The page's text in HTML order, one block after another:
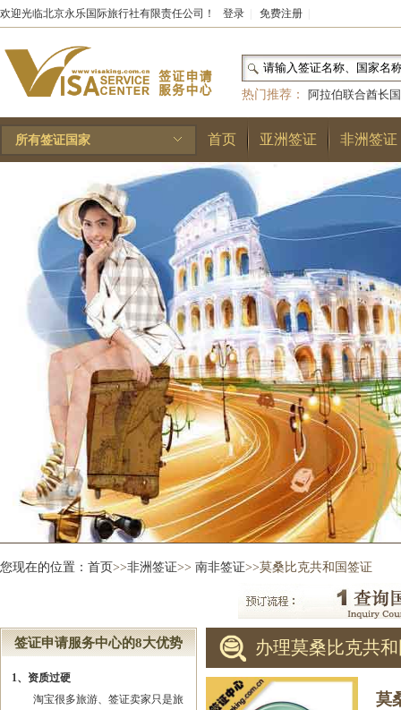
欢迎光临北京永乐国际旅行社有限责任公司！ 登录 免费注册
热门推荐：
阿拉伯联合酋长国
和国|布基纳法索|巴勒斯坦
林王国|安道尔公国|
所有签证国家 首页 亚洲签证 非洲签证
您现在的位置： 首页>>非洲签证>> 南非签证>>莫桑比克共和国签证
签证申请服务中心的8大优势
1、资质过硬
淘宝很多旅游、签证卖家只是旅
办理莫桑比克共
莫